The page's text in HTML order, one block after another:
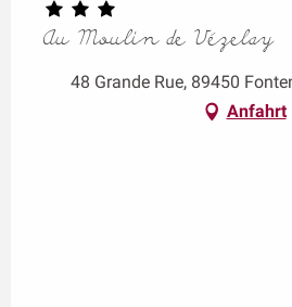
Au Moulin de Vézelay
48 Grande Rue, 89450
Anfahrt